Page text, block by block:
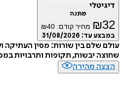
דיגיטלי
מתנה
₪32 מחיר קודם: ₪40
במבצע עד: 31/08/2026
שחוצה יבשות, תקופות ותרבויות
הצצה מהירה